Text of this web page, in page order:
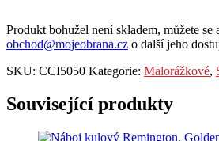
Produkt bohužel není skladem, můžete se
obchod@mojeobrana.cz o další jeho
SKU: CCI5050 Kategorie: Malorážkové,
Související produkty